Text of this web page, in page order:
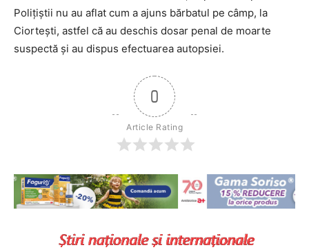
Poliţiştii nu au aflat cum a ajuns bărbatul pe câmp, la
Ciorteşti, astfel că au deschis dosar penal de moarte
suspectă şi au dispus efectuarea autopsiei.
0
Article Rating